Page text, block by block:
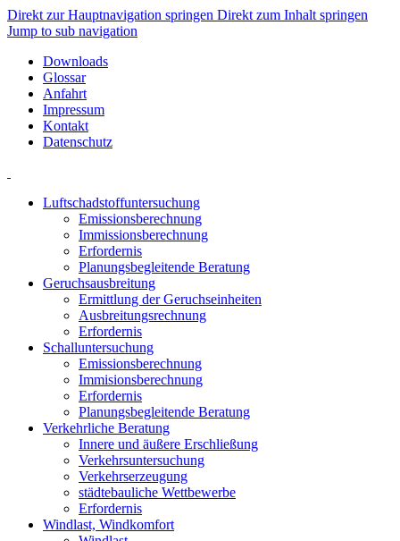
Direkt zur Hauptnavigation springen Direkt zum Inhalt springen
Jump to sub navigation
Downloads
Glossar
Anfahrt
Impressum
Kontakt
Datenschutz
Luftschadstoffuntersuchung
Emissionsberechnung
Immissionsberechnung
Erfordernis
Planungsbegleitende Beratung
Geruchsausbreitung
Ermittlung der Geruchseinheiten
Ausbreitungsrechnung
Erfordernis
Schalluntersuchung
Emissionsberechnung
Immisionsberechnung
Erfordernis
Planungsbegleitende Beratung
Verkehrliche Beratung
Innere und äußere Erschließung
Verkehrsuntersuchung
Verkehrserzeugung
städtebauliche Wettbewerbe
Erfordernis
Windlast, Windkomfort